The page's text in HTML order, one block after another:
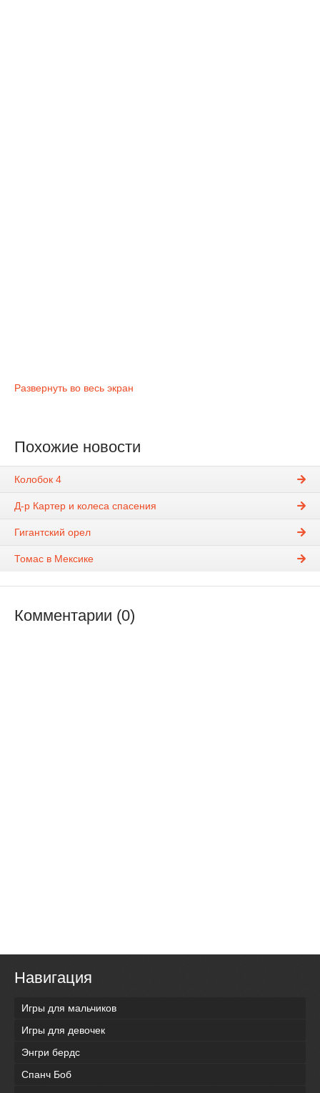
Развернуть во весь экран
Похожие новости
Колобок 4
Д-р Картер и колеса спасения
Гигантский орел
Томас в Мексике
Комментарии (0)
Навигация
Игры для мальчиков
Игры для девочек
Энгри бердс
Спанч Боб